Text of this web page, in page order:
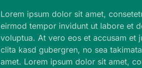
Lorem ipsum dolor sit amet,
eirmod tempor invidunt ut labore et
voluptua. At vero eos et accusam et
clita kasd gubergren, no sea
amet. Lorem ipsum dolor sit amet,